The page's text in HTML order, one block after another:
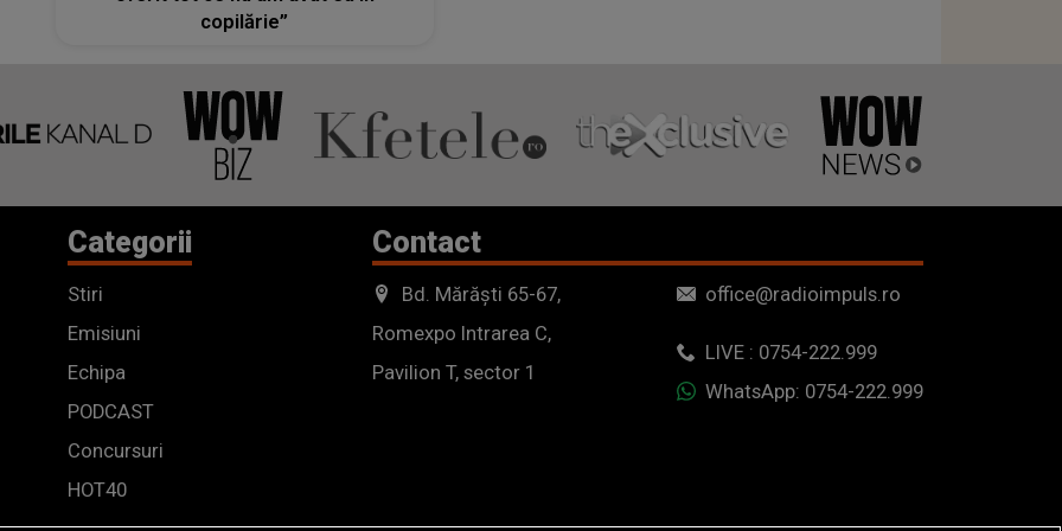
copilărie”
Categorii
Stiri
Emisiuni
Echipa
PODCAST
Concursuri
HOT40
Contact
Bd. Mărăști 65-67,
Romexpo Intrarea C,
Pavilion T, sector 1
office@radioimpuls.ro
LIVE : 0754-222.999
WhatsApp: 0754-222.999